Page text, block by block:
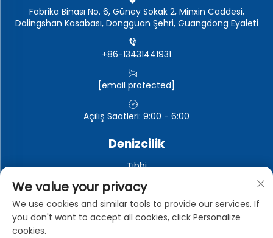
Fabrika Binası No. 6, Güney Sokak 2, Minxin Caddesi,
Dalingshan Kasabası, Dongguan Şehri, Guangdong Eyaleti
+86-13431441931
[email protected]
Açılış Saatleri: 9:00 - 6:00
Denizcilik
Tıbbi
Otomotiv elektroniği
Elektronik ve elektrikli cihazlar
Endüstriyel
We value your privacy
We use cookies and similar tools to provide our services. If
you don't want to accept all cookies, click Personalize
cookies.